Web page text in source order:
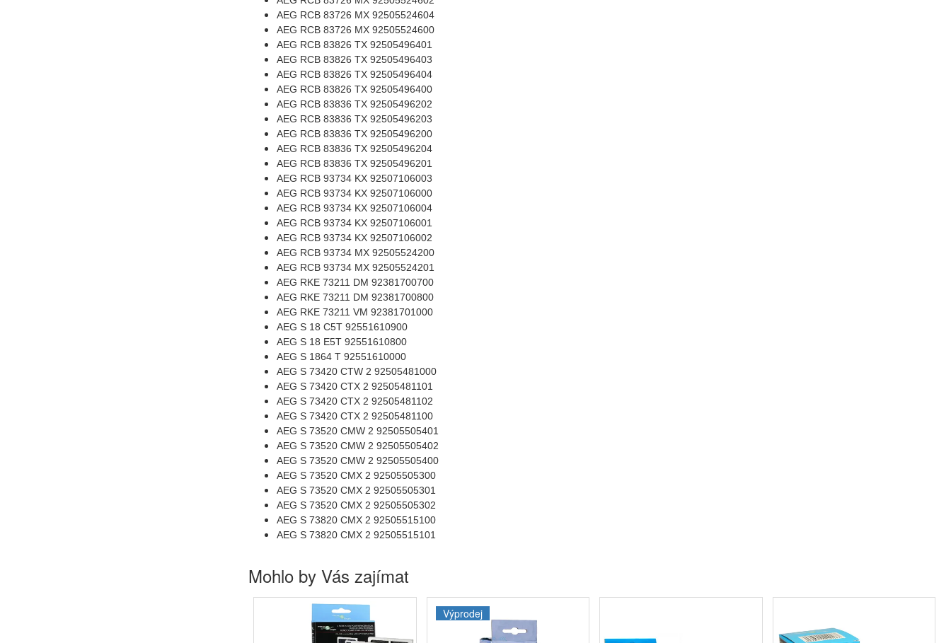
AEG RCB 83726 MX 92505524604
AEG RCB 83726 MX 92505524600
AEG RCB 83826 TX 92505496401
AEG RCB 83826 TX 92505496403
AEG RCB 83826 TX 92505496404
AEG RCB 83826 TX 92505496400
AEG RCB 83836 TX 92505496202
AEG RCB 83836 TX 92505496203
AEG RCB 83836 TX 92505496200
AEG RCB 83836 TX 92505496204
AEG RCB 83836 TX 92505496201
AEG RCB 93734 KX 92507106003
AEG RCB 93734 KX 92507106000
AEG RCB 93734 KX 92507106004
AEG RCB 93734 KX 92507106001
AEG RCB 93734 KX 92507106002
AEG RCB 93734 MX 92505524200
AEG RCB 93734 MX 92505524201
AEG RKE 73211 DM 92381700700
AEG RKE 73211 DM 92381700800
AEG RKE 73211 VM 92381701000
AEG S 18 C5T 92551610900
AEG S 18 E5T 92551610800
AEG S 1864 T 92551610000
AEG S 73420 CTW 2 92505481000
AEG S 73420 CTX 2 92505481101
AEG S 73420 CTX 2 92505481102
AEG S 73420 CTX 2 92505481100
AEG S 73520 CMW 2 92505505401
AEG S 73520 CMW 2 92505505402
AEG S 73520 CMW 2 92505505400
AEG S 73520 CMX 2 92505505300
AEG S 73520 CMX 2 92505505301
AEG S 73520 CMX 2 92505505302
AEG S 73820 CMX 2 92505515100
AEG S 73820 CMX 2 92505515101
Mohlo by Vás zajímat
Výprodej